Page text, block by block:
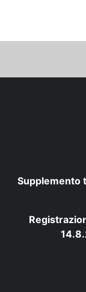
Supplemento